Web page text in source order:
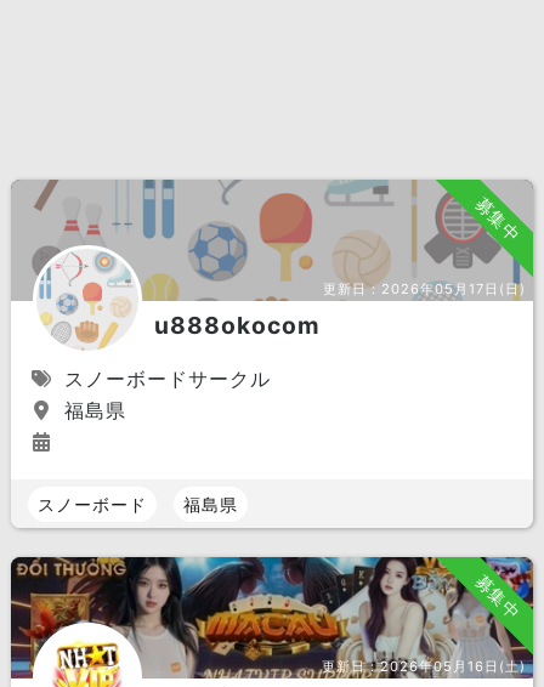
募集中
更新日： 2026年05月17日(日)
u888okocom
スノーボードサークル
福島県
スノーボード 福島県
募集中
更新日：2026年05月16日(土)